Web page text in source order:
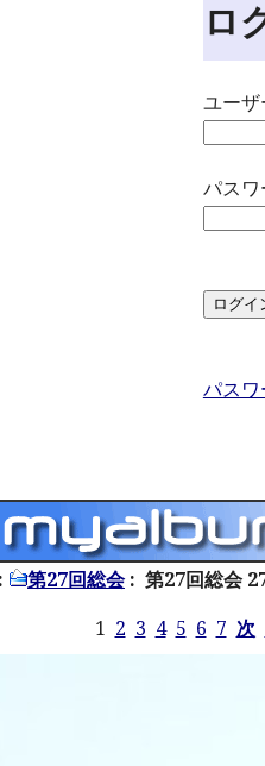
ロ
ユーザ
パスワ
パスワ
: 第27回総会: 第27回総会
1 2 3 4 5 6 7 次